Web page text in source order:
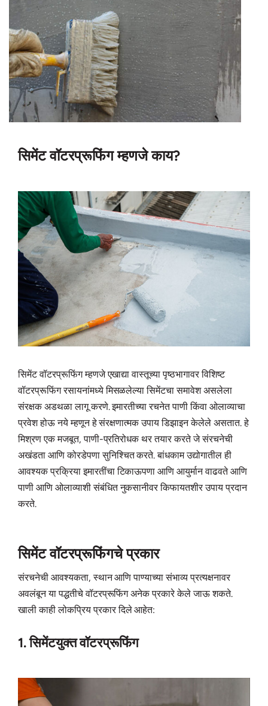
सिमेंट वॉटरप्रूफिंग म्हणजे काय?
सिमेंट वॉटरप्रूफिंग म्हणजे एखाद्या वास्तूच्या पृष्ठभागावर विशिष्ट
वॉटरप्रूफिंग रसायनांमध्ये मिसळलेल्या सिमेंटचा समावेश असलेला
संरक्षक अडथळा लागू करणे. इमारतीच्या रचनेत पाणी किंवा ओलाव्याचा
प्रवेश होऊ नये म्हणून हे संरक्षणात्मक उपाय डिझाइन केलेले असतात. हे
मिश्रण एक मजबूत, पाणी-प्रतिरोधक थर तयार करते जे संरचनेची
अखंडता आणि कोरडेपणा सुनिश्चित करते. बांधकाम उद्योगातील ही
आवश्यक प्रक्रिया इमारतींचा टिकाऊपणा आणि आयुर्मान वाढवते आणि
पाणी आणि ओलाव्याशी संबंधित नुकसानीवर किफायतशीर उपाय प्रदान
करते.
सिमेंट वॉटरप्रूफिंगचे प्रकार
संरचनेची आवश्यकता, स्थान आणि पाण्याच्या संभाव्य प्रत्यक्षनावर
अवलंबून या पद्धतीचे वॉटरप्रूफिंग अनेक प्रकारे केले जाऊ शकते.
खाली काही लोकप्रिय प्रकार दिले आहेत:
1. सिमेंटयुक्त वॉटरप्रूफिंग